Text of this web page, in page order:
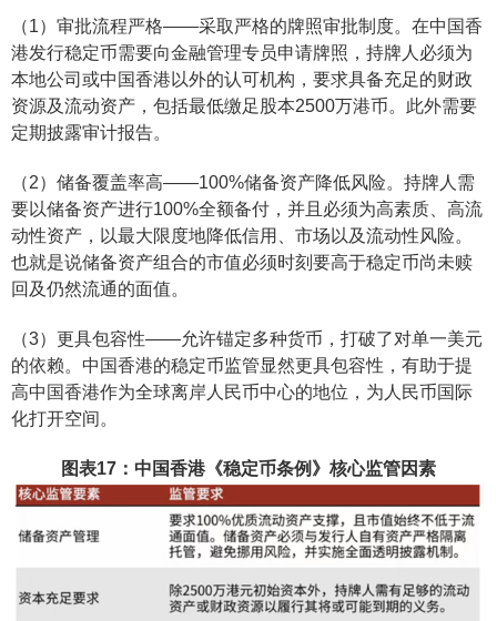
（1）审批流程严格——采取严格的牌照审批制度。在中国香
港发行稳定币需要向金融管理专员申请牌照，持牌人必须为
本地公司或中国香港以外的认可机构，要求具备充足的财政
资源及流动资产，包括最低缴足股本2500万港币。此外需要
定期披露审计报告。
（2）储备覆盖率高——100%储备资产降低风险。持牌人需
要以储备资产进行100%全额备付，并且必须为高素质、高流
动性资产，以最大限度地降低信用、市场以及流动性风险。
也就是说储备资产组合的市值必须时刻要高于稳定币尚未赎
回及仍然流通的面值。
（3）更具包容性——允许锚定多种货币，打破了对单一美元
的依赖。中国香港的稳定币监管显然更具包容性，有助于提
高中国香港作为全球离岸人民币中心的地位，为人民币国际
化打开空间。
图表17：中国香港《稳定币条例》核心监管因素